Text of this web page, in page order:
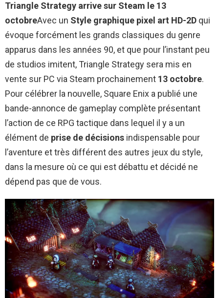
Triangle Strategy arrive sur Steam le 13
octobreAvec un Style graphique pixel art HD-2D qui
évoque forcément les grands classiques du genre
apparus dans les années 90, et que pour l’instant peu
de studios imitent, Triangle Strategy sera mis en
vente sur PC via Steam prochainement 13 octobre.
Pour célébrer la nouvelle, Square Enix a publié une
bande-annonce de gameplay complète présentant
l’action de ce RPG tactique dans lequel il y a un
élément de prise de décisions indispensable pour
l’aventure et très différent des autres jeux du style,
dans la mesure où ce qui est débattu et décidé ne
dépend pas que de vous.